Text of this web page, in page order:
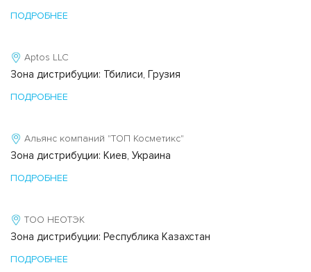
ПОДРОБНЕЕ
Aptos LLC
Зона дистрибуции: Тбилиси, Грузия
ПОДРОБНЕЕ
Альянс компаний "ТОП Косметикс"
Зона дистрибуции: Киев, Украина
ПОДРОБНЕЕ
ТОО НЕОТЭК
Зона дистрибуции: Республика Казахстан
ПОДРОБНЕЕ